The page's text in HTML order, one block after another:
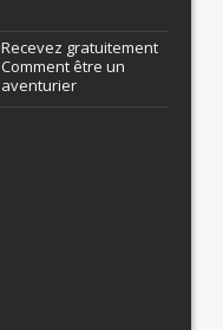
Recevez gratuitement
Comment être un
aventurier